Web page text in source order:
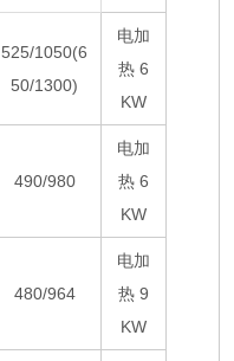
525/1050(6
50/1300)
电加
热 6
KW
490/980
电加
热 6
KW
480/964
电加
热 9
KW